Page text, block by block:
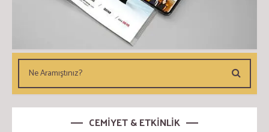
CEMİYET & ETKİNLİK